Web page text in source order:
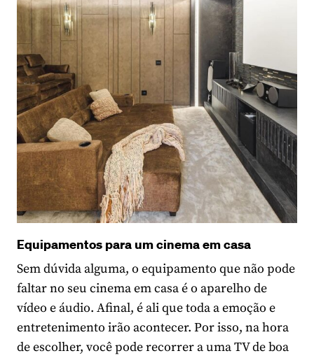
Equipamentos para um cinema em casa
Sem dúvida alguma, o equipamento que não pode
faltar no seu cinema em casa é o aparelho de
vídeo e áudio. Afinal, é ali que toda a emoção e
entretenimento irão acontecer. Por isso, na hora
de escolher, você pode recorrer a uma TV de boa